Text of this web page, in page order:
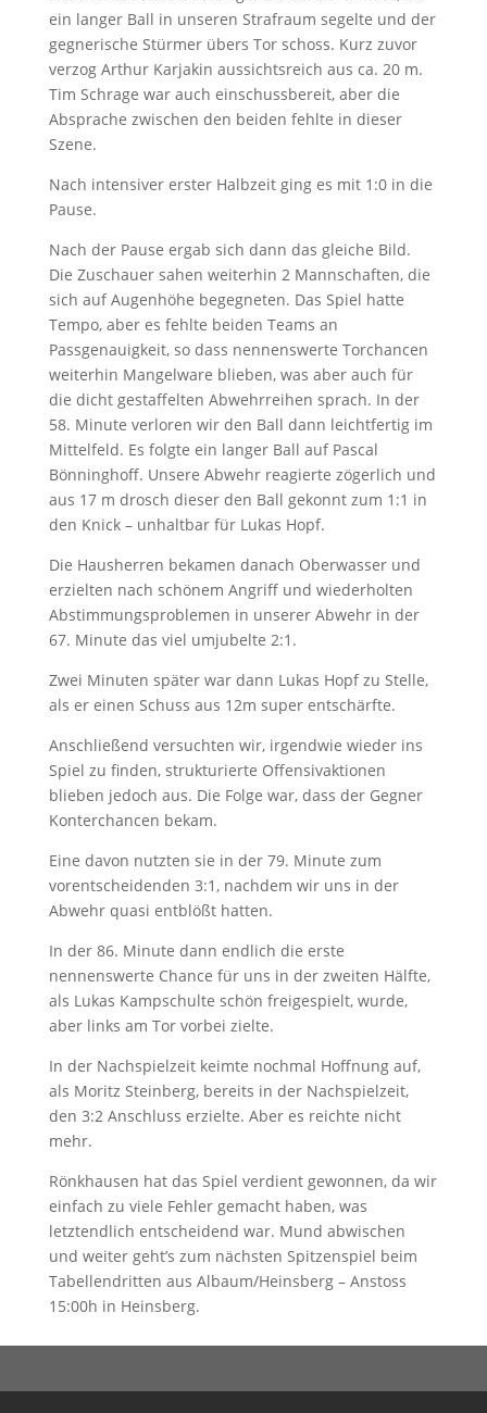
ein langer Ball in unseren Strafraum segelte und der
gegnerische Stürmer übers Tor schoss. Kurz zuvor
verzog Arthur Karjakin aussichtsreich aus ca. 20 m.
Tim Schrage war auch einschussbereit, aber die
Absprache zwischen den beiden fehlte in dieser
Szene.
Nach intensiver erster Halbzeit ging es mit 1:0 in die
Pause.
Nach der Pause ergab sich dann das gleiche Bild.
Die Zuschauer sahen weiterhin 2 Mannschaften, die
sich auf Augenhöhe begegneten. Das Spiel hatte
Tempo, aber es fehlte beiden Teams an
Passgenauigkeit, so dass nennenswerte Torchancen
weiterhin Mangelware blieben, was aber auch für
die dicht gestaffelten Abwehrreihen sprach. In der
58. Minute verloren wir den Ball dann leichtfertig im
Mittelfeld. Es folgte ein langer Ball auf Pascal
Bönninghoff. Unsere Abwehr reagierte zögerlich und
aus 17 m drosch dieser den Ball gekonnt zum 1:1 in
den Knick – unhaltbar für Lukas Hopf.
Die Hausherren bekamen danach Oberwasser und
erzielten nach schönem Angriff und wiederholten
Abstimmungsproblemen in unserer Abwehr in der
67. Minute das viel umjubelte 2:1.
Zwei Minuten später war dann Lukas Hopf zu Stelle,
als er einen Schuss aus 12m super entschärfte.
Anschließend versuchten wir, irgendwie wieder ins
Spiel zu finden, strukturierte Offensivaktionen
blieben jedoch aus. Die Folge war, dass der Gegner
Konterchancen bekam.
Eine davon nutzten sie in der 79. Minute zum
vorentscheidenden 3:1, nachdem wir uns in der
Abwehr quasi entblößt hatten.
In der 86. Minute dann endlich die erste
nennenswerte Chance für uns in der zweiten Hälfte,
als Lukas Kampschulte schön freigespielt, wurde,
aber links am Tor vorbei zielte.
In der Nachspielzeit keimte nochmal Hoffnung auf,
als Moritz Steinberg, bereits in der Nachspielzeit,
den 3:2 Anschluss erzielte. Aber es reichte nicht
mehr.
Rönkhausen hat das Spiel verdient gewonnen, da wir
einfach zu viele Fehler gemacht haben, was
letztendlich entscheidend war. Mund abwischen
und weiter geht’s zum nächsten Spitzenspiel beim
Tabellendritten aus Albaum/Heinsberg – Anstoss
15:00h in Heinsberg.